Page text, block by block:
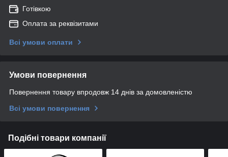
Готівкою
Оплата за реквізитами
Всі умови оплати
Умови повернення
Повернення товару впродовж 14 днів за домовленістю
Всі умови повернення
Подібні товари компанії